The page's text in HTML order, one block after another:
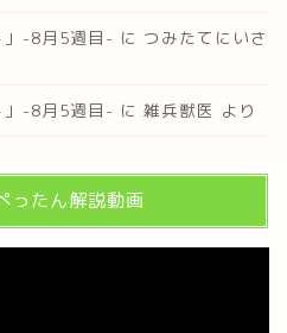
」-8月5週目- に つみたてにいさ
」-8月5週目- に 雑兵獣医 より
ったん解説動画